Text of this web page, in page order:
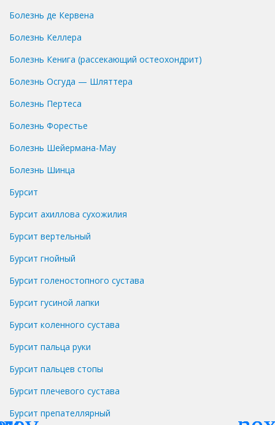
Болезнь де Кервена
Болезнь Келлера
Болезнь Кенига (рассекающий остеохондрит)
Болезнь Осгуда — Шляттера
Болезнь Пертеса
Болезнь Форестье
Болезнь Шейермана-Мау
Болезнь Шинца
Бурсит
Бурсит ахиллова сухожилия
Бурсит вертельный
Бурсит гнойный
Бурсит голеностопного сустава
Бурсит гусиной лапки
Бурсит коленного сустава
Бурсит пальца руки
Бурсит пальцев стопы
Бурсит плечевого сустава
Бурсит препателлярный